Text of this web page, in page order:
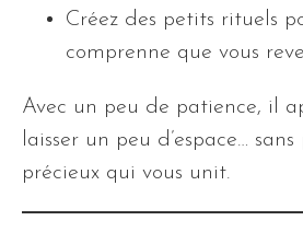
Créez des petits rituels
comprenne que vous
Avec un peu de patience, il
laisser un peu d’espace…
précieux qui vous unit.